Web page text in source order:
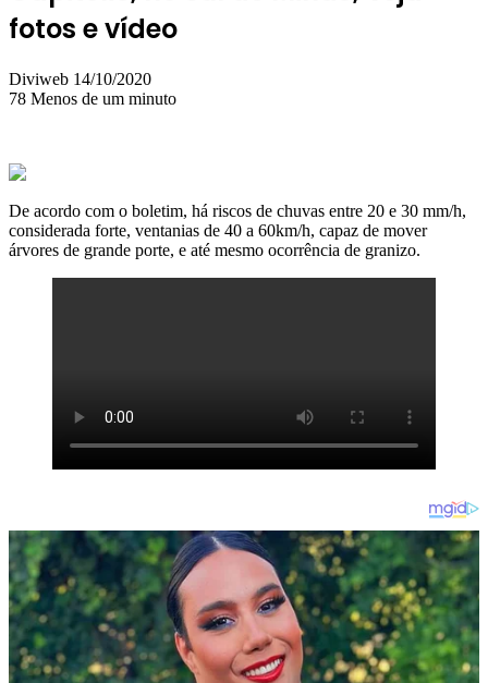
fotos e vídeo
Diviweb Mande
um
14/10/2020
78 Menos de um minuto
De acordo com o boletim, há riscos de chuvas entre 20 e 30 mm/h,
considerada forte, ventanias de 40 a 60km/h, capaz de mover
árvores de grande porte, e até mesmo ocorrência de granizo.